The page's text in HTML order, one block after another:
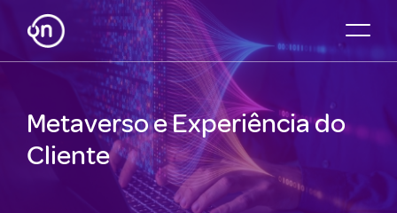
Metaverso e Experiência do
Cliente